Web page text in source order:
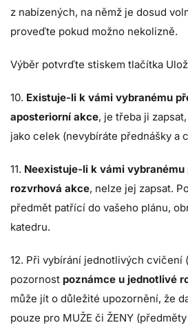
z nabízených, na němž je dosud
proveďte pokud možno nekolizně.
Výběr potvrďte stiskem tlačítka
10. Existuje-li k vámi vybranému
aposteriorní akce, je třeba ji
jako celek (nevybíráte přednášky a
11. Neexistuje-li k vámi vybranému
rozvrhová akce, nelze jej zapsat.
předmět patřící do vašeho plánu,
katedru.
12. Při vybírání jednotlivých cvičení
pozornost poznámce u jednotlivé
může jít o důležité upozornění, že
pouze pro MUŽE či ŽENY